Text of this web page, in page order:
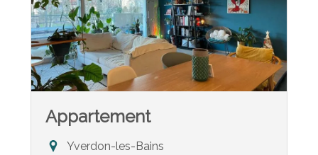
Appartement
Yverdon-les-Bains